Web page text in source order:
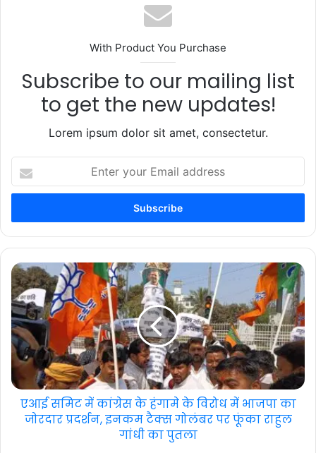
With Product You Purchase
Subscribe to our mailing list
to get the new updates!
Lorem ipsum dolor sit amet, consectetur.
your
Email
एआई समिट में कांग्रेस के हंगामे के विरोध में भाजपा का
जोरदार प्रदर्शन, इनकम टैक्स गोलंबर पर फूंका राहुल
गांधी का पुतला